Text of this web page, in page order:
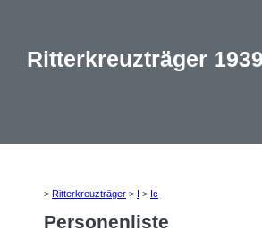
Ritterkreuzträger
> Ritterkreuzträger > I > Ic
Personenliste